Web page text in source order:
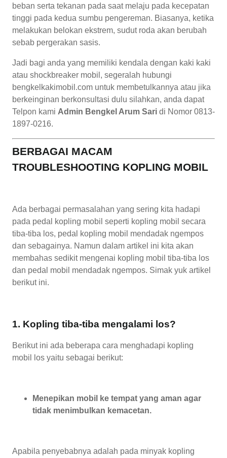
beban serta tekanan pada saat melaju pada kecepatan
tinggi pada kedua sumbu pengereman. Biasanya, ketika
melakukan belokan ekstrem, sudut roda akan berubah
sebab pergerakan sasis.
Jadi bagi anda yang memiliki kendala dengan kaki kaki
atau shockbreaker mobil, segeralah hubungi
bengkelkakimobil.com untuk membetulkannya atau jika
berkeinginan berkonsultasi dulu silahkan, anda dapat
Telpon kami Admin Bengkel Arum Sari di Nomor 0813-
1897-0216.
BERBAGAI MACAM
TROUBLESHOOTING KOPLING MOBIL
Ada berbagai permasalahan yang sering kita hadapi
pada pedal kopling mobil seperti kopling mobil secara
tiba-tiba los, pedal kopling mobil mendadak ngempos
dan sebagainya. Namun dalam artikel ini kita akan
membahas sedikit mengenai kopling mobil tiba-tiba los
dan pedal mobil mendadak ngempos. Simak yuk artikel
berikut ini.
1. Kopling tiba-tiba mengalami los?
Berikut ini ada beberapa cara menghadapi kopling
mobil los yaitu sebagai berikut:
Menepikan mobil ke tempat yang aman agar
tidak menimbulkan kemacetan.
Apabila penyebabnya adalah pada minyak kopling